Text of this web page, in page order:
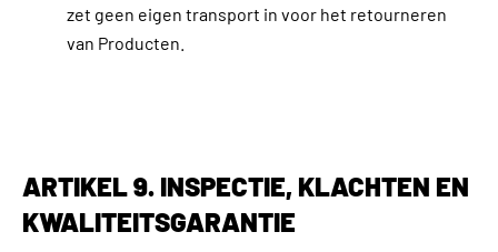
zet geen eigen transport in voor het retourneren
van Producten.
ARTIKEL 9. INSPECTIE, KLACHTEN EN
KWALITEITSGARANTIE